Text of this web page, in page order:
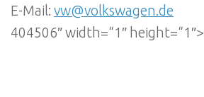
E-Mail: vw@volkswagen.de
404506″ width=“1″ height=“1″>